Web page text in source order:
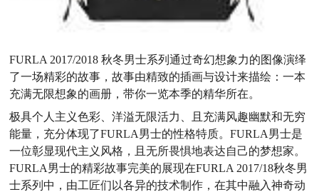
FURLA 2017/2018 秋冬男士系列通过奇幻想象力的图像演绎
了一场精彩的故事，故事由精致的插画与设计来描绘：一本
充满无限想象的画册，带你一览本季的精华所在。
极具个人主义色彩、洋溢无限活力、且充满风趣幽默和无穷
能量，充分体现了FURLA男士的性格特质。FURLA男士是
一位彰显现代主义风格，且无所畏惧地表达自己的梦想家。
FURLA男士的精彩故事完美的展现在FURLA 2017/18秋冬男
士系列中，由工匠们以各异的技术制作，在其中融入神奇动